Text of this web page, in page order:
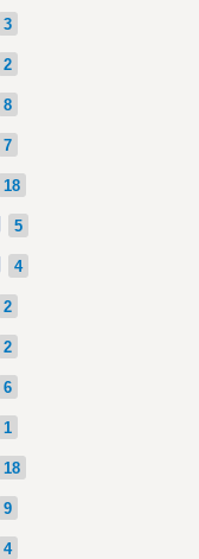
3
2
8
7
18
5
4
2
2
6
1
18
9
4